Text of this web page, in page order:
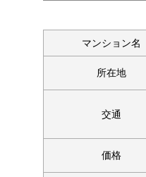
マンション名
所在地
交通
価格